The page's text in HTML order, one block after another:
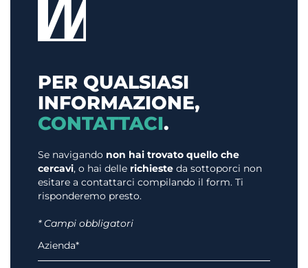
PER QUALSIASI
INFORMAZIONE,
CONTATTACI.
Se navigando non hai trovato quello che
cercavi, o hai delle richieste da sottoporci non
esitare a contattarci compilando il form. Ti
risponderemo presto.
* Campi obbligatori